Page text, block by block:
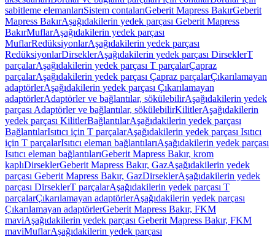
sabitleme elemanlarıSistem contalarıGeberit Mapress BakırGeberit
Mapress BakırAşağıdakilerin yedek parçası Geberit Mapress
BakırMuflarAşağıdakilerin yedek parçası
MuflarRedüksiyonlarAşağıdakilerin yedek parçası
RedüksiyonlarDirseklerAşağıdakilerin yedek parçası DirseklerT
parçalarAşağıdakilerin yedek parçası T parçalarÇapraz
parçalarAşağıdakilerin yedek parçası Çapraz parçalarÇıkarılamayan
adaptörlerAşağıdakilerin yedek parçası Çıkarılamayan
adaptörlerAdaptörler ve bağlantılar, sökülebilirAşağıdakilerin yedek
parçası Adaptörler ve bağlantılar, sökülebilirKilitlerAşağıdakilerin
yedek parçası KilitlerBağlantılarAşağıdakilerin yedek parçası
BağlantılarIsıtıcı için T parçalarAşağıdakilerin yedek parçası Isıtıcı
için T parçalarIsıtıcı eleman bağlantılarıAşağıdakilerin yedek parçası
Isıtıcı eleman bağlantılarıGeberit Mapress Bakır, krom
kaplıDirseklerGeberit Mapress Bakır, GazAşağıdakilerin yedek
parçası Geberit Mapress Bakır, GazDirseklerAşağıdakilerin yedek
parçası DirseklerT parçalarAşağıdakilerin yedek parçası T
parçalarÇıkarılamayan adaptörlerAşağıdakilerin yedek parçası
Çıkarılamayan adaptörlerGeberit Mapress Bakır, FKM
maviAşağıdakilerin yedek parçası Geberit Mapress Bakır, FKM
maviMuflarAşağıdakilerin yedek parçası